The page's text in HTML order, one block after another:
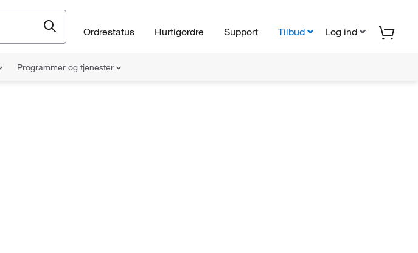
Ordrestatus Hurtigordre Support Tilbud Log ind
Programmer og tjenester